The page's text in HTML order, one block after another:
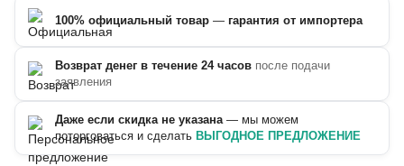
100% официальный товар — гарантия от импортера
Возврат денег в течение 24 часов после подачи
заявления
Даже если скидка не указана — мы можем
поторговаться и сделать ВЫГОДНОЕ ПРЕДЛОЖЕНИЕ